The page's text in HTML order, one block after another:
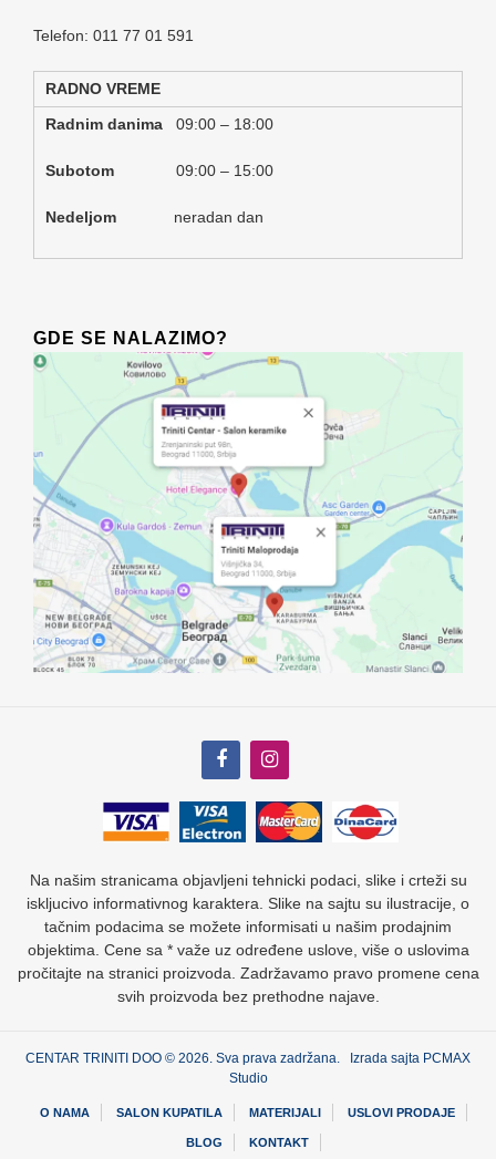
Telefon: 011 77 01 591
RADNO VREME
Radnim danima 09:00 – 18:00
Subotom 09:00 – 15:00
Nedeljom neradan dan
GDE SE NALAZIMO?
Na našim stranicama objavljeni tehnicki podaci, slike i crteži su
iskljucivo informativnog karaktera. Slike na sajtu su ilustracije, o
tačnim podacima se možete informisati u našim prodajnim
objektima. Cene sa * važe uz određene uslove, više o uslovima
pročitajte na stranici proizvoda. Zadržavamo pravo promene cena
svih proizvoda bez prethodne najave.
CENTAR TRINITI DOO © 2026. Sva prava zadržana. Izrada sajta PCMAX
Studio
O NAMA SALON KUPATILA MATERIJALI USLOVI PRODAJE
BLOG KONTAKT